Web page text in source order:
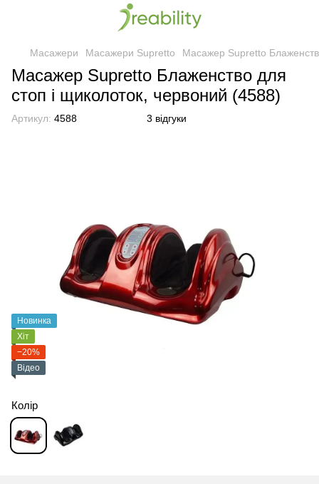
Масажери Масажери Supretto Масажер Supretto
Масажер Supretto Блаженство для
стоп і щиколоток, червоний (4588)
Артикул: 4588 3 відгуки
Новинка
Хіт
−20%
Відео
Колір